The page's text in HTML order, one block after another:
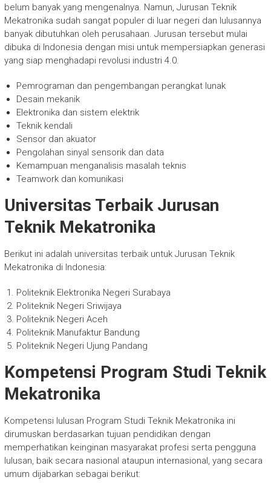
belum banyak yang mengenalnya. Namun, Jurusan Teknik
Mekatronika sudah sangat populer di luar negeri dan lulusannya
banyak dibutuhkan oleh perusahaan. Jurusan tersebut mulai
dibuka di Indonesia dengan misi untuk mempersiapkan generasi
yang siap menghadapi revolusi industri 4.0.
Pemrograman dan pengembangan perangkat lunak
Desain mekanik
Elektronika dan sistem elektrik
Teknik kendali
Sensor dan akuator
Pengolahan sinyal sensorik dan data
Kemampuan menganalisis masalah teknis
Teamwork dan komunikasi
Universitas Terbaik Jurusan
Teknik Mekatronika
Berikut ini adalah universitas terbaik untuk Jurusan Teknik
Mekatronika di Indonesia:
Politeknik Elektronika Negeri Surabaya
Politeknik Negeri Sriwijaya
Politeknik Negeri Aceh
Politeknik Manufaktur Bandung
Politeknik Negeri Ujung Pandang
Kompetensi Program Studi Teknik
Mekatronika
Kompetensi lulusan Program Studi Teknik Mekatronika ini
dirumuskan berdasarkan tujuan pendidikan dengan
memperhatikan keinginan masyarakat profesi serta pengguna
lulusan, baik secara nasional ataupun internasional, yang secara
umum dijabarkan sebagai berikut: